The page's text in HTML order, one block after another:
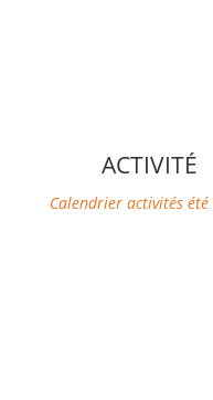
ACTIVITÉ
Calendrier activités été